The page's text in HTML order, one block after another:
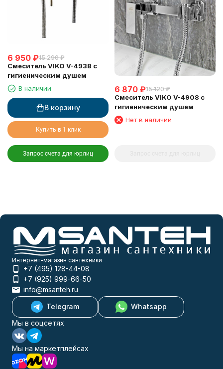
6 950 ₽15 290 ₽
Смеситель VIKO V-4938 с
гигиеническим душем
В наличии
В корзину
Купить в 1 клик
Запрос счета для юрлиц
6 870 ₽15 120 ₽
Смеситель VIKO V-4908 с
гигиеническим душем
Нет в наличии
Интернет-магазин сантехники
+7 (495) 128-44-08
+7 (925) 999-66-50
info@msanteh.ru
Telegram
Whatsapp
Мы в соцсетях
Мы на маркетплейсах